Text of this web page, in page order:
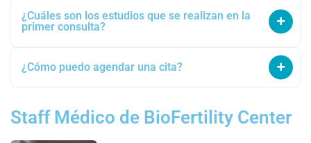
¿Cuáles son los estudios que se realizan en la
primer consulta?
¿Cómo puedo agendar una cita?
Staff Médico de BioFertility Center